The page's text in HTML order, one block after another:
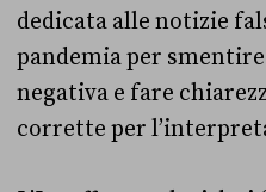
dedicata alle notizie
pandemia per
negativa e fare
corrette per